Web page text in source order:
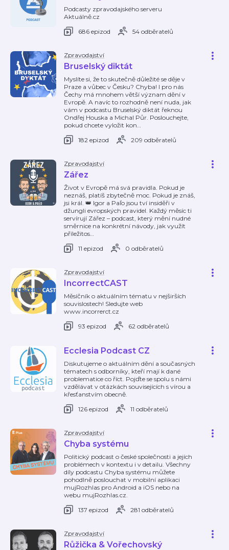
Podcasty zpravodajského serveru
Aktuálně.cz
686 epizod
54 odběratelů
Zpravodajství
Bruselský diktát
Myslíte si, že to skutečně důležité se děje v
Praze a vůbec v Česku? Chyba! I pro nás
Čechy má mnohem větší význam dění v
Evropě. A navíc to rozhodně není nuda, jak
vám v podcastu Bruselský diktát řeknou
Ondřej Houska a Michal Půr. Poslouchejte,
pokud chcete vyložit kon…
182 epizod
209 odběratelů
Zpravodajství
Zářez
Život v Evropě má svá pravidla. Pokud je
neznáš, platíš zbytečně moc. Pokud je znáš,
jsi král. 👑 Igor a Paľo jsou tví insiděři v
džungli evropských pravidel. Každý měsíc ti
servírují Zářez – podcast, který mění nudné
směrnice na konkrétní návody, jak využít
příležitos…
11 epizod
0 odběratelů
Zpravodajství
IncorrectCAST
Měsíčník o aktuálním tématu v nejširších
souvislostech! Sledujte web
www.incorrerct.cz
93 epizod
62 odběratelů
Ecclesia Podcast CZ
Diskutujeme o aktuálním dění a současných
tématech s odborníky, kteří mají k dané
problematice co říct. Pojďte se spolu s námi
vzdělávat v otázkách souvisejících s vírou a
křesťanstvím obecně.
126 epizod
11 odběratelů
Zpravodajství
Chyba systému
Politický podcast o české společnosti a jejích
problémech v kontextu i v detailu. Všechny
díly podcastu Chyba systému můžete
pohodlně poslouchat v mobilní aplikaci
mujRozhlas pro Android a iOS nebo na
webu mujRozhlas.cz.
137 epizod
281 odběratelů
Zpravodajství
Růžička & Vořechovský